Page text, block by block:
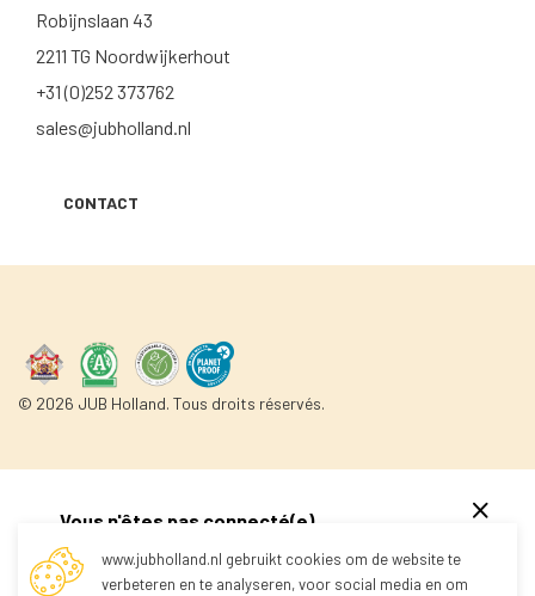
Robijnslaan 43
2211 TG Noordwijkerhout
+31 (0)252 373762
sales@jubholland.nl
CONTACT
© 2026 JUB Holland. Tous droits réservés.
Vous n'êtes pas connecté(e)
www.jubholland.nl gebruikt cookies om de website te
verbeteren en te analyseren, voor social media en om